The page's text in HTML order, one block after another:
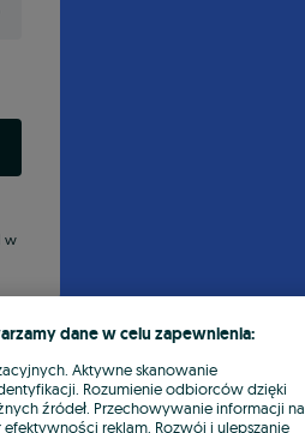
w
dane w celu zapewnienia:
Aktywne skanowanie
Rozumienie odbiorców dzięki
źródeł. Przechowywanie informacji na
reklam. Rozwój i ulepszanie